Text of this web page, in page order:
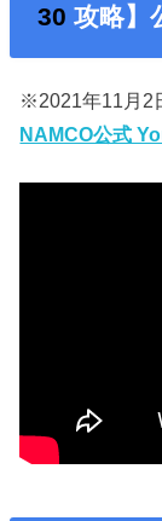
30 攻略】
※2021年11月2
NAMCO公式